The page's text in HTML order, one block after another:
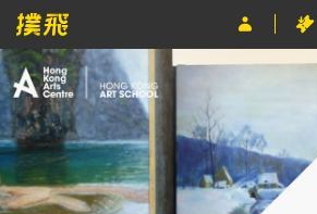
節目
主辦單位
關於撲飛